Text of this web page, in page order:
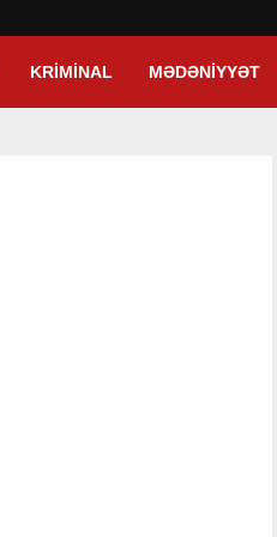
KRIMINAL MƏDƏNIYYƏT